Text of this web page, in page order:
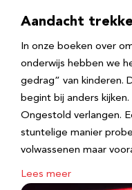
Aandacht
In onze boeken over
onderwijs hebben we
gedrag” van kinderen.
begint bij anders
Ongestold verlangen.
stuntelige manier
volwassenen maar
Lees meer